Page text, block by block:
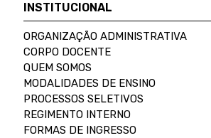
INSTITUCIONAL
ORGANIZAÇÃO ADMINISTRATIVA
CORPO DOCENTE
QUEM SOMOS
MODALIDADES DE ENSINO
PROCESSOS SELETIVOS
REGIMENTO INTERNO
FORMAS DE INGRESSO